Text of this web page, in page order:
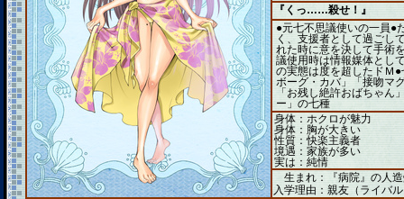
『くっ……殺せ！』
●元七不思議使いの一員●
く、支援者として過ごし
れた時に意を決して手術
議使用時は情報媒体とし
の実態は度を超したドＭ
ボーグ・カバ」「接吻マ
「お残し絶許おばちゃん
ー」の七種
身体：ホクロが魅力
身体：胸が大きい
性質：快楽主義者
境遇：家族が多い
実は：純情
生まれ：『病院』の人
入学理由：親友（ライバ